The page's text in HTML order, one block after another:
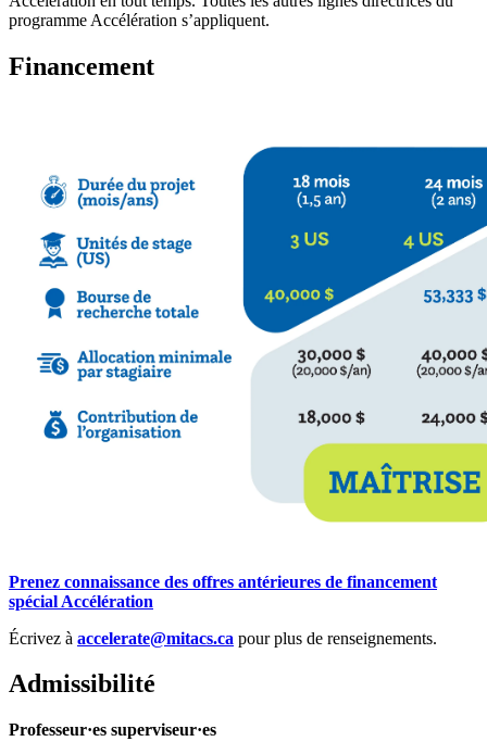
programme Accélération s’appliquent.
Financement
Prenez connaissance des offres antérieures de financement
spécial Accélération
Écrivez à accelerate@mitacs.ca pour plus de renseignements.
Admissibilité
Professeur·es superviseur·es